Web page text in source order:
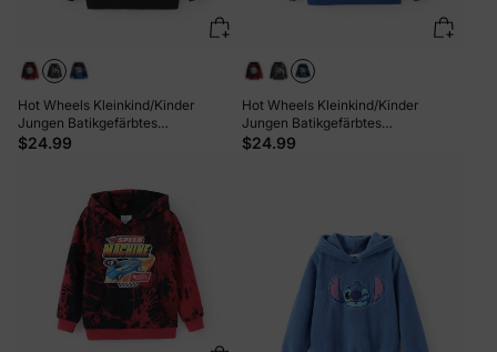
Hot Wheels Kleinkind/Kinder
Jungen Batikgefärbtes
Kapuzensweatshirt aus Baumwolle
$24.99
Hot Wheels Kleinkind/Kinder
Jungen Batikgefärbtes
Kapuzensweatshirt aus Baumwolle
$24.99